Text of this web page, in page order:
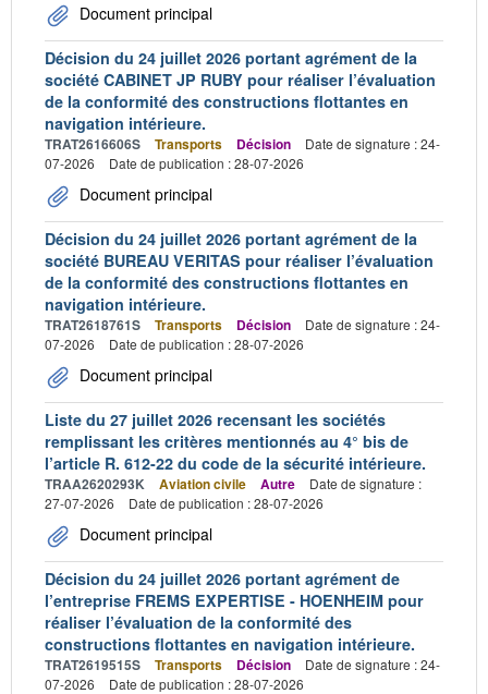
Document principal
Décision du 24 juillet 2026 portant agrément de la
société CABINET JP RUBY pour réaliser l’évaluation
de la conformité des constructions flottantes en
navigation intérieure.
TRAT2616606S Transports Décision
Date de signature : 24-
07-2026
Date de publication : 28-07-2026
Document principal
Décision du 24 juillet 2026 portant agrément de la
société BUREAU VERITAS pour réaliser l’évaluation
de la conformité des constructions flottantes en
navigation intérieure.
TRAT2618761S Transports Décision
Date de signature : 24-
07-2026
Date de publication : 28-07-2026
Document principal
Liste du 27 juillet 2026 recensant les sociétés
remplissant les critères mentionnés au 4° bis de
l’article R. 612-22 du code de la sécurité intérieure.
TRAA2620293K Aviation civile Autre
Date de signature :
27-07-2026
Date de publication : 28-07-2026
Document principal
Décision du 24 juillet 2026 portant agrément de
l’entreprise FREMS EXPERTISE - HOENHEIM pour
réaliser l’évaluation de la conformité des
constructions flottantes en navigation intérieure.
TRAT2619515S Transports Décision
Date de signature : 24-
07-2026
Date de publication : 28-07-2026